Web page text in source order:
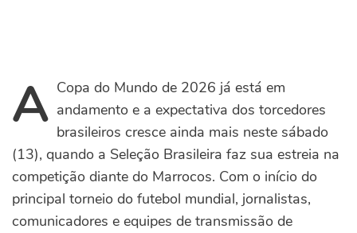
A Copa do Mundo de 2026 já está em
andamento e a expectativa dos torcedores
brasileiros cresce ainda mais neste sábado
(13), quando a Seleção Brasileira faz sua estreia na
competição diante do Marrocos. Com o início do
principal torneio do futebol mundial, jornalistas,
comunicadores e equipes de transmissão de